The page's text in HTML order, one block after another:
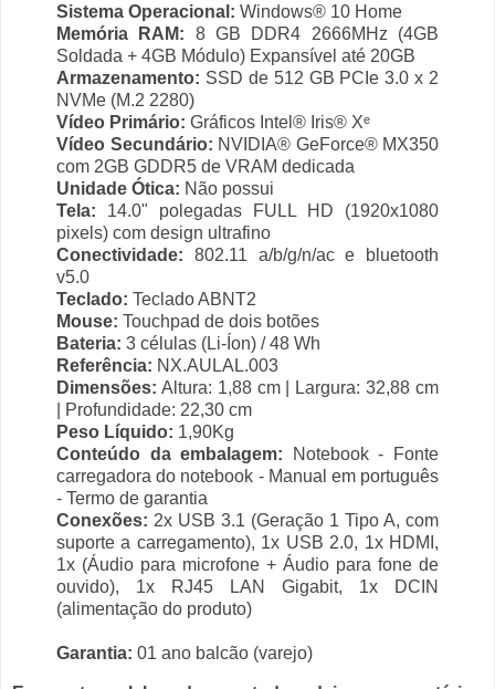
Sistema Operacional: Windows® 10 Home
Memória RAM: 8 GB DDR4 2666MHz (4GB
Soldada + 4GB Módulo) Expansível até 20GB
Armazenamento: SSD de 512 GB PCIe 3.0 x 2
NVMe (M.2 2280)
Vídeo Primário: Gráficos Intel® Iris® Xᵉ
Vídeo Secundário: NVIDIA® GeForce® MX350
com 2GB GDDR5 de VRAM dedicada
Unidade Ótica: Não possui
Tela: 14.0" polegadas FULL HD (1920x1080
pixels) com design ultrafino
Conectividade: 802.11 a/b/g/n/ac e bluetooth
v5.0
Teclado: Teclado ABNT2
Mouse: Touchpad de dois botões
Bateria: 3 células (Li-Íon) / 48 Wh
Referência: NX.AULAL.003
Dimensões: Altura: 1,88 cm | Largura: 32,88 cm
| Profundidade: 22,30 cm
Peso Líquido: 1,90Kg
Conteúdo da embalagem: Notebook - Fonte
carregadora do notebook - Manual em português
- Termo de garantia
Conexões: 2x USB 3.1 (Geração 1 Tipo A, com
suporte a carregamento), 1x USB 2.0, 1x HDMI,
1x (Áudio para microfone + Áudio para fone de
ouvido), 1x RJ45 LAN Gigabit, 1x DCIN
(alimentação do produto)
Garantia: 01 ano balcão (varejo)